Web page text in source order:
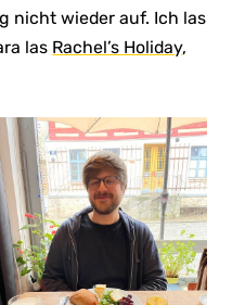
nicht wieder auf. Ich las
las Rachel’s Holiday,